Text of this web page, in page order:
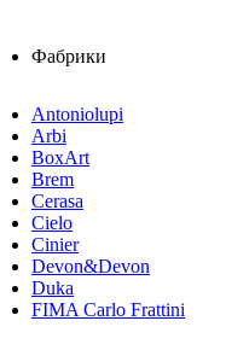
Фабрики
Antoniolupi
Arbi
BoxArt
Brem
Cerasa
Cielo
Cinier
Devon&Devon
Duka
FIMA Carlo Frattini